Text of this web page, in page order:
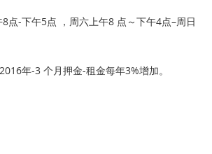
点-下午5点 ，周六上午8 点～下午4点–周日
年-3 个月押金-租金每年3%增加。